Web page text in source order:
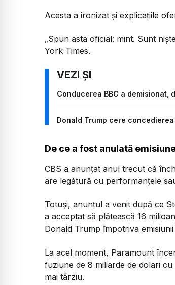
Acesta a ironizat și explicațiile
„Spun asta oficial: mint. Sunt
York Times.
Conducerea BBC a demisionat,
Donald Trump cere
De ce a fost anulată
CBS a anunțat anul trecut că
are legătură cu performanțele
Totuși, anunțul a venit după ce
a acceptat să plătească 16
Donald Trump împotriva
La acel moment, Paramount
fuziune de 8 miliarde de dolari
mai târziu.